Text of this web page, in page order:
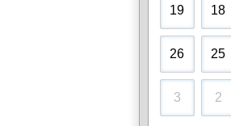
18
19
25
26
2
3